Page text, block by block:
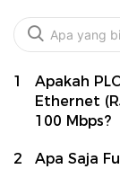
1
Apakah
Ethernet
100 Mbps?
2
Apa Saja